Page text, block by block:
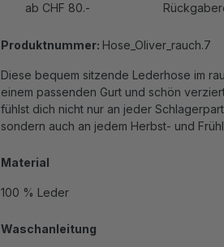
ab CHF 80.-
Produktnummer: Hose_Oliver_rauch.7
Diese bequem sitzende Lederhose im
einem passenden Gurt und schön
fühlst dich nicht nur an jeder
sondern auch an jedem Herbst- und
Material
100 % Leder
Waschanleitung